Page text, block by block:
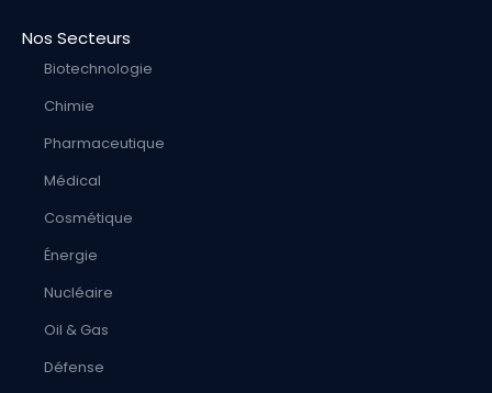
Nos Secteurs
Biotechnologie
Chimie
Pharmaceutique
Médical
Cosmétique
Énergie
Nucléaire
Oil & Gas
Défense